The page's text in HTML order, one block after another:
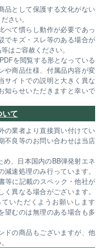
品として保護する文化がない
さい。
べて慣らし動作が必要であっ
でキズ・スレ等のある場合が
はご容赦ください。
を閲覧する形となっている
や商品仕様、付属品内容が変
サイトでの説明と大きく異な
知らせいただきますと幸いで
て
の業者より直接買い付けてい
不良等のお問い合わせは当店
、日本国内のBB弾発射エネ
速処理のみ行っています。
等に記載のスペック・他社が
異なる場合がございます。
いただくようお願いします
望むのは無理のある場合も多
ドの商品もございますが、他